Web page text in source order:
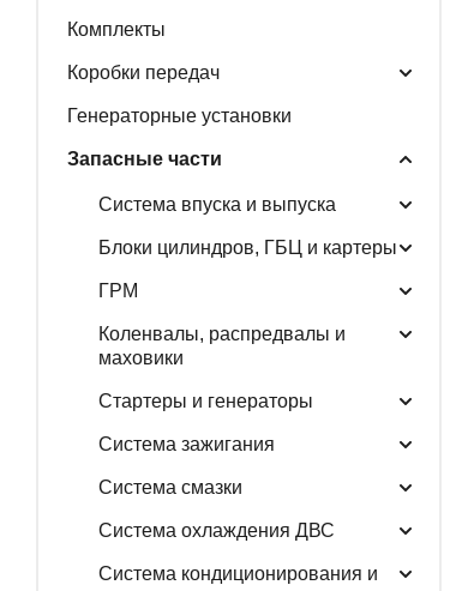
Комплекты
Коробки передач
Генераторные установки
Запасные части
Система впуска и выпуска
Блоки цилиндров, ГБЦ и картеры
ГРМ
Коленвалы, распредвалы и
маховики
Стартеры и генераторы
Система зажигания
Система смазки
Система охлаждения ДВС
Система кондиционирования и